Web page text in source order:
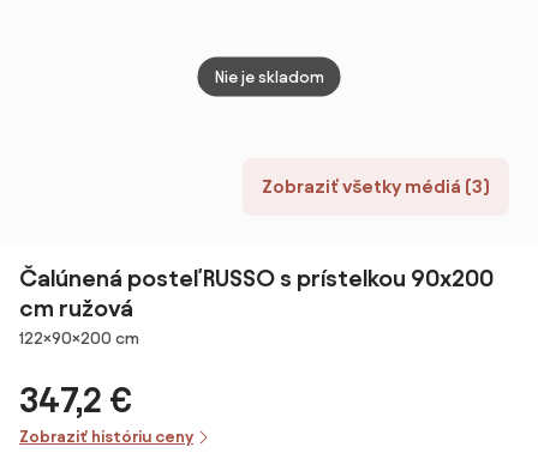
Zobraziť všetky médiá (3)
Nie je skladom
Čalúnená posteľ RUSSO s prístelkou 90x200
cm ružová
Rozmery
122×90×200 cm
347,2 €
Zobraziť históriu ceny